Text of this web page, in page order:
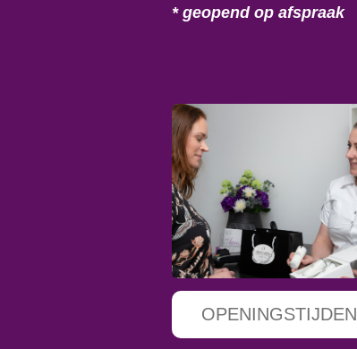
* geopend op afspraak
OPENINGSTIJDEN